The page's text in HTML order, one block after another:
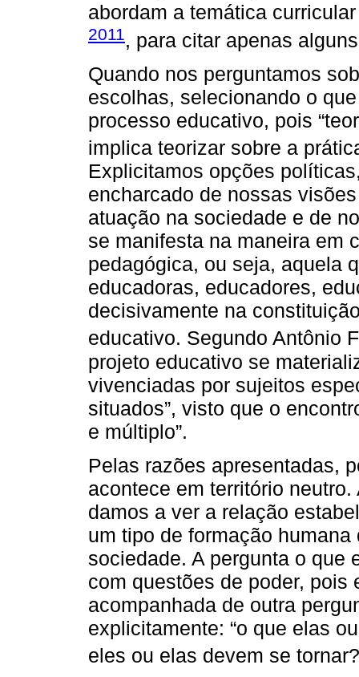
abordam a temática
2011 , para citar apenas
Quando nos perguntamos
escolhas, selecionando o
processo educativo, pois
implica teorizar sobre a
Explicitamos opções
encharcado de nossas
atuação na sociedade e de
se manifesta na maneira em
pedagógica, ou seja, aquela
educadoras, educadores,
decisivamente na
educativo. Segundo Antônio
projeto educativo se
vivenciadas por sujeitos
situados”, visto que o
e múltiplo”.
Pelas razões apresentadas,
acontece em território
damos a ver a relação
um tipo de formação
sociedade. A pergunta o que
com questões de poder, pois
acompanhada de outra
explicitamente: “o que elas
eles ou elas devem se